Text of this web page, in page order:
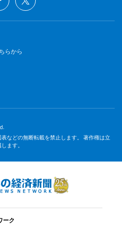
らから
などの無断転載を禁止します。 著作権は立
ます。
ーク